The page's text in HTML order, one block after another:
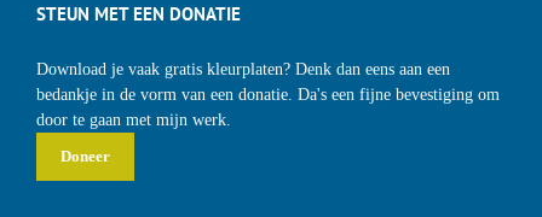
STEUN MET EEN DONATIE
Download je vaak gratis kleurplaten? Denk dan eens aan een
bedankje in de vorm van een donatie. Da's een fijne bevestiging om
door te gaan met mijn werk.